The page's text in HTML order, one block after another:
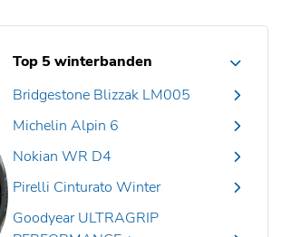
Top 5 winterbanden
Bridgestone Blizzak LM005
Michelin Alpin 6
Nokian WR D4
Pirelli Cinturato Winter
Goodyear ULTRAGRIP